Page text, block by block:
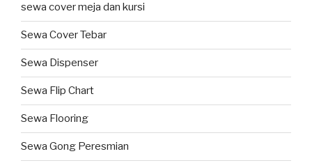
sewa cover meja dan kursi
Sewa Cover Tebar
Sewa Dispenser
Sewa Flip Chart
Sewa Flooring
Sewa Gong Peresmian